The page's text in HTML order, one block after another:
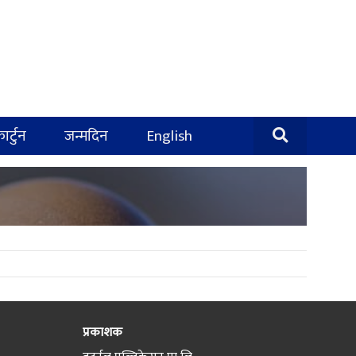
जन्मदिन English
प्रकाशक